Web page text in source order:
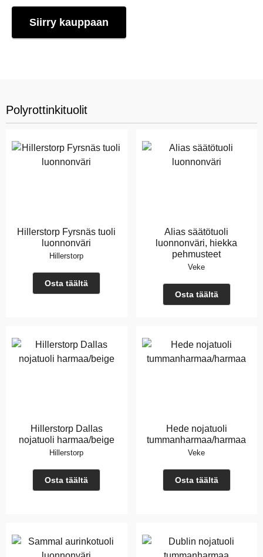
Siirry kauppaan
Polyrottinkituolit
Hillerstorp Fyrsnäs tuoli
luonnonväri
Hillerstorp
Osta täältä
Alias säätötuoli
luonnonväri, hiekka
pehmusteet
Veke
Osta täältä
Hillerstorp Dallas
nojatuoli harmaa/beige
Hillerstorp
Osta täältä
Hede nojatuoli
tummanharmaa/harmaa
Veke
Osta täältä